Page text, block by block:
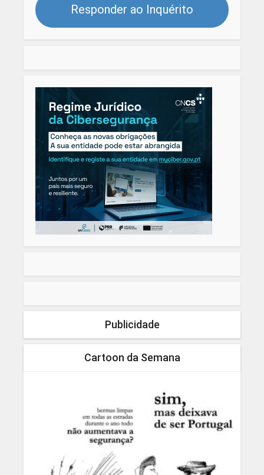
Responder ao Inquérito
Publicidade
Cartoon da Semana